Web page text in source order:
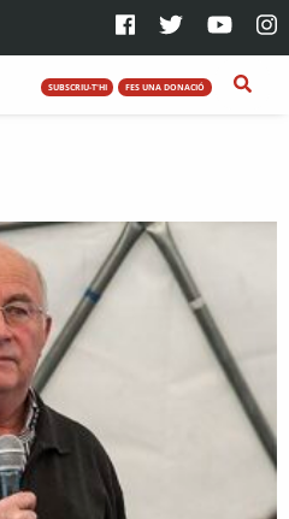
SUBSCRIU-T'HI FES UNA DONACIÓ